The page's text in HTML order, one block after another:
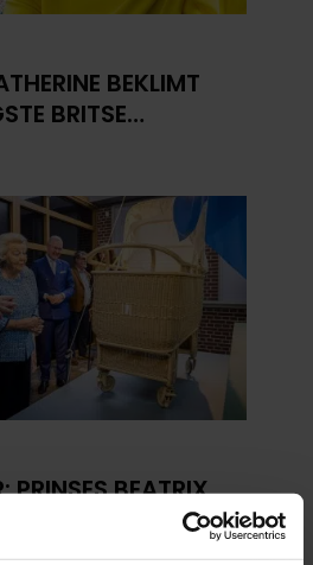
BEKLIMT
BRITSE
PRINSES BEATRIX
HAAR
WIEG TERUG